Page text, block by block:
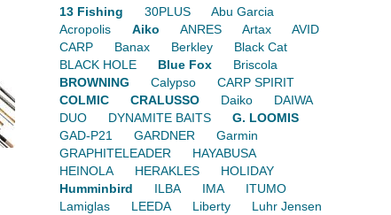
13 Fishing 30PLUS
Abu Garcia
Acropolis
Aiko ANRES Artax
AVID
CARP
Banax Berkley
Black Cat
BLACK HOLE
Blue Fox
Briscola
BROWNING
Calypso
CARP SPIRIT
COLMIC
CRALUSSO Daiko
DAIWA
DUO
DYNAMITE BAITS
G. LOOMIS
GAD-P21
GARDNER
Garmin
GRAPHITELEADER
HAYABUSA
HEINOLA
HERAKLES
HOLIDAY
Humminbird
ILBA IMA
ITUMO
Lamiglas
LEEDA Liberty
Luhr Jensen